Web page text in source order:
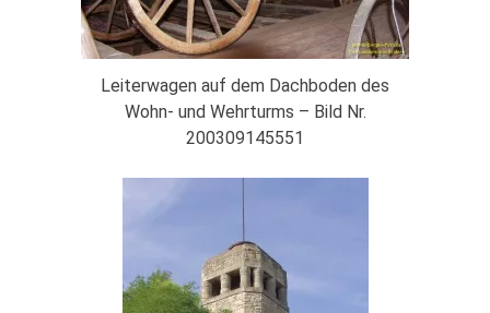
Leiterwagen auf dem Dachboden des
Wohn- und Wehrturms – Bild Nr.
200309145551